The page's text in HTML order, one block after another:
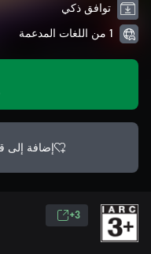
توافق ذكي
1 من اللغات المدعمة
إضافة إلى
3+